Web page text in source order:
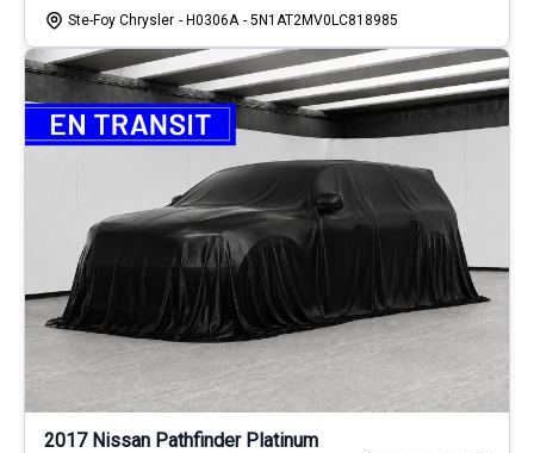
Ste-Foy Chrysler - H0306A - 5N1AT2MV0LC818985
2017 Nissan Pathfinder Platinum